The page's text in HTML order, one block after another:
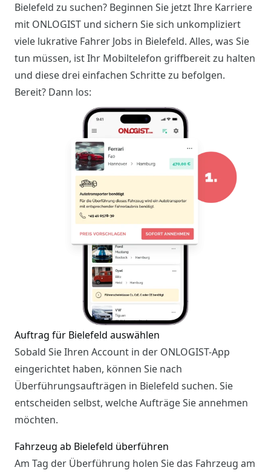
Bielefeld zu suchen? Beginnen Sie jetzt Ihre Karriere
mit ONLOGIST und sichern Sie sich unkompliziert
viele lukrative Fahrer Jobs in Bielefeld. Alles, was Sie
tun müssen, ist Ihr Mobiltelefon griffbereit zu halten
und diese drei einfachen Schritte zu befolgen.
Bereit? Dann los:
Auftrag für Bielefeld auswählen
Sobald Sie Ihren Account in der ONLOGIST-App
eingerichtet haben, können Sie nach
Überführungsaufträgen in Bielefeld suchen. Sie
entscheiden selbst, welche Aufträge Sie annehmen
möchten.
Fahrzeug ab Bielefeld überführen
Am Tag der Überführung holen Sie das Fahrzeug am